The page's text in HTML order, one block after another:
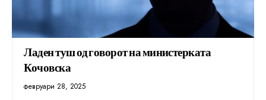
Ладен туш од говорот на министерката
Кочовска
февруари 28, 2025